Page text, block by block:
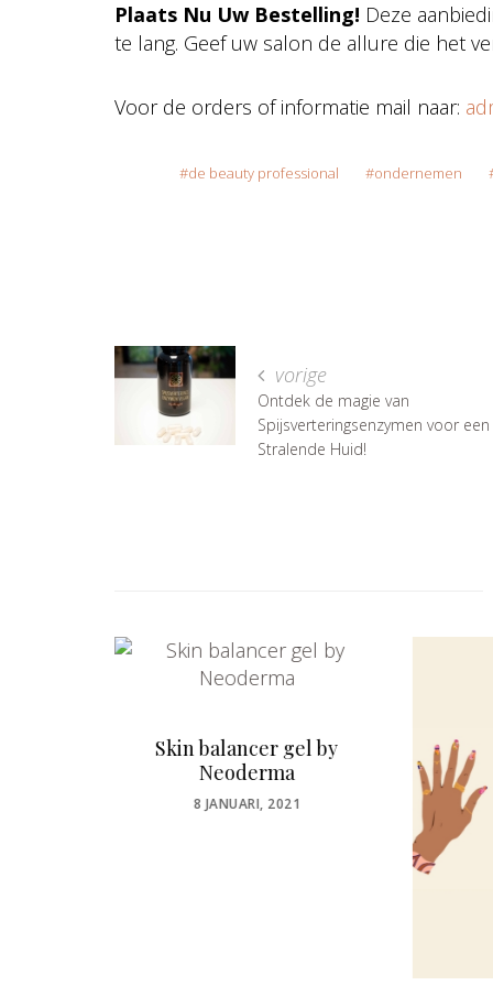
Plaats Nu Uw Bestelling! Deze
te lang. Geef uw salon de allure die het
Voor de orders of informatie mail naar:
de beauty professional ondernemen
vorige
Ontdek de magie van
Spijsverteringsenzymen voor een
Stralende Huid!